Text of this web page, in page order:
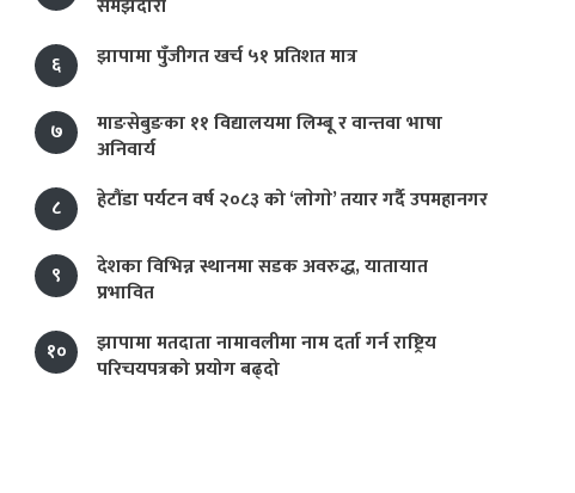
समझदारी
६
झापामा पुँजीगत खर्च ५१ प्रतिशत मात्र
७
माङसेबुङका ११ विद्यालयमा लिम्बू र वान्तवा भाषा
अनिवार्य
८
हेटौंडा पर्यटन वर्ष २०८३ को ‘लाेगाे’ तयार गर्दै उपमहानगर
९
देशका विभिन्न स्थानमा सडक अवरुद्ध, यातायात
प्रभावित
१०
झापामा मतदाता नामावलीमा नाम दर्ता गर्न राष्ट्रिय
परिचयपत्रको प्रयोग बढ्दो